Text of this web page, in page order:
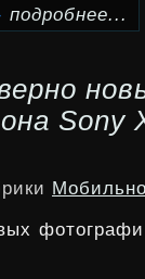
подробнее...
Sony